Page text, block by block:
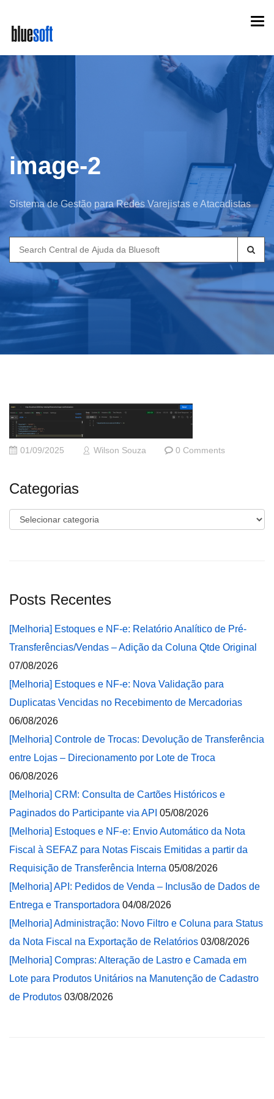
main
content
image-2
Sistema de Gestão para Redes Varejistas e Atacadistas
Search
for:
01/09/2025 Wilson Souza 0 Comments
Categorias
Categorias
Posts Recentes
[Melhoria] Estoques e NF-e: Relatório Analítico de Pré-
Transferências/Vendas – Adição da Coluna Qtde Original
07/08/2026
[Melhoria] Estoques e NF-e: Nova Validação para
Duplicatas Vencidas no Recebimento de Mercadorias
06/08/2026
[Melhoria] Controle de Trocas: Devolução de Transferência
entre Lojas – Direcionamento por Lote de Troca
06/08/2026
[Melhoria] CRM: Consulta de Cartões Históricos e
Paginados do Participante via API 05/08/2026
[Melhoria] Estoques e NF-e: Envio Automático da Nota
Fiscal à SEFAZ para Notas Fiscais Emitidas a partir da
Requisição de Transferência Interna 05/08/2026
[Melhoria] API: Pedidos de Venda – Inclusão de Dados de
Entrega e Transportadora 04/08/2026
[Melhoria] Administração: Novo Filtro e Coluna para Status
da Nota Fiscal na Exportação de Relatórios 03/08/2026
[Melhoria] Compras: Alteração de Lastro e Camada em
Lote para Produtos Unitários na Manutenção de Cadastro
de Produtos 03/08/2026